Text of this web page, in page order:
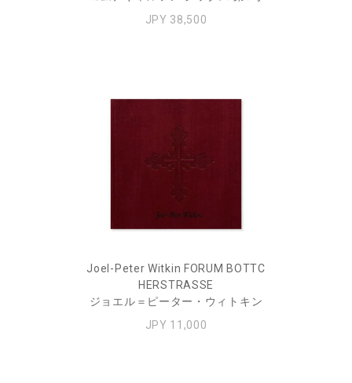
JPY 38,500
Joel-Peter Witkin FORUM BOTTC
HERSTRASSE
ジョエル＝ピーター・ウィトキン
JPY 11,000